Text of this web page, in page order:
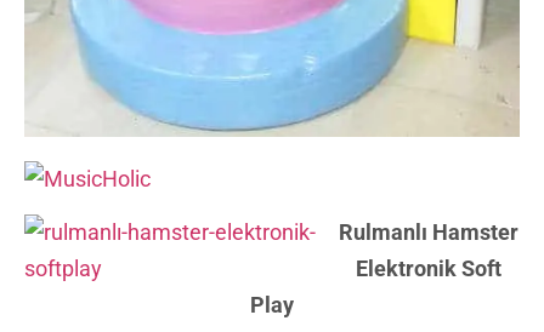
Rulmanlı Hamster
Elektronik Soft
Play